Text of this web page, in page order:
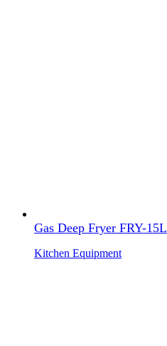
Gas Deep Fryer FRY-15L
Kitchen Equipment